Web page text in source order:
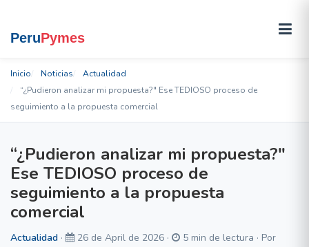
Inicio Noticias
Actualidad
“¿Pudieron analizar mi propuesta?" Ese TEDIOSO proceso de
seguimiento a la propuesta comercial
“¿Pudieron analizar mi propuesta?"
Ese TEDIOSO proceso de
seguimiento a la propuesta
comercial
Actualidad · 26 de April de 2026 ·
5 min de lectura · Por